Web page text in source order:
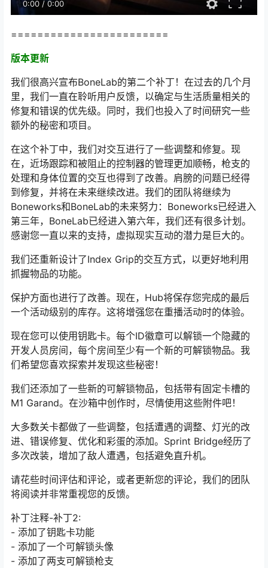
0:00 / 0:00
========================
版本更新
我们很高兴宣布BoneLab的第二个补丁！在过去的几个月
里，我们一直在聆听用户反馈，以确定与生活质量相关的
修复和错误的优先级。同时，我们也投入了时间研究一些
额外的秘密和项目。
在这个补丁中，我们对交互进行了一些调整和修复。现
在，近场跟踪和被阻止的控制器的管理更加顺畅，枪支的
处理和身体位置的交互也得到了改善。肩膀的问题已经得
到修复，并将在未来继续改进。我们的团队将继续为
Boneworks和BoneLab的未来努力：Boneworks已经进入
第三年，BoneLab已经进入第六年，我们还有很多计划。
感谢您一直以来的支持，虚拟现实互动的潜力是巨大的。
我们还重新设计了Index Grip的交互方式，以更好地利用
抓握物品的功能。
保护方面也进行了改善。现在，Hub将保存您完成的最后
一个活动级别的库存。这将增强您在重播活动时的体验。
现在您可以使用钥匙卡。每个ID徽章可以解锁一个隐藏的
开发人员房间，每个房间至少有一个新的可解锁物品。我
们希望您喜欢探索并发现这些秘密！
我们还添加了一些新的可解锁物品，包括带有固定卡槽的
M1 Garand。在沙箱中创作时，尽情使用这些附件吧！
大多数关卡都做了一些调整，包括遭遇的调整、灯光的改
进、错误修复、优化和彩蛋的添加。Sprint Bridge经历了
多次改装，增加了敌人遭遇，包括避免直升机。
请花些时间评估和评论，或者更新您的评论，我们的团队
将阅读并非常重视您的反馈。
补丁注释-补丁2:
- 添加了钥匙卡功能
- 添加了一个可解锁头像
- 添加了两支可解锁枪支